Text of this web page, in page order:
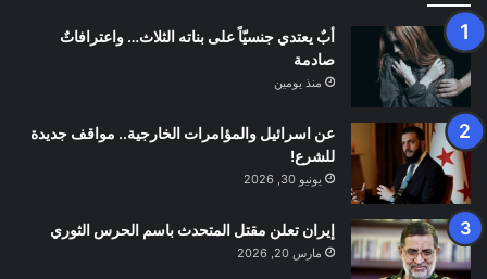
أبٌ يعتدي جنسيّاً على بناته الثلاث… واعترافاتٌ
صادمة
منذ يومين
عن اسرائيل والمؤامرات الخارجية.. مواقف جديدة
للشرع!
يونيو 30, 2026
إيران تعلن مقتل المتحدث باسم الحرس الثوري
مارس 20, 2026